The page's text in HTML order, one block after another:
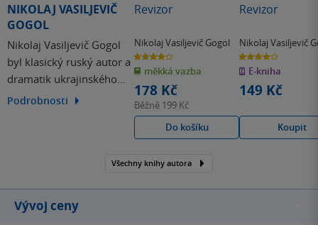
NIKOLAJ VASILJEVIČ
GOGOL
Nikolaj Vasiljevič Gogol
byl klasický ruský autor a
dramatik ukrajinského
původu. Patří mezi přední
nejznámější díla patří
satirická hra o…
Podrobnosti
Revizor
Nikolaj Vasiljevič Gogol
3.9
z
5
hvězdiček
měkká vazba
178 Kč
Běžně 199 Kč
Do košíku
Revizor
Nikolaj Vasiljevič
3.9
z
5
hvězdiček
E-kniha
149 Kč
Koupit
Všechny knihy autora
Vývoj ceny